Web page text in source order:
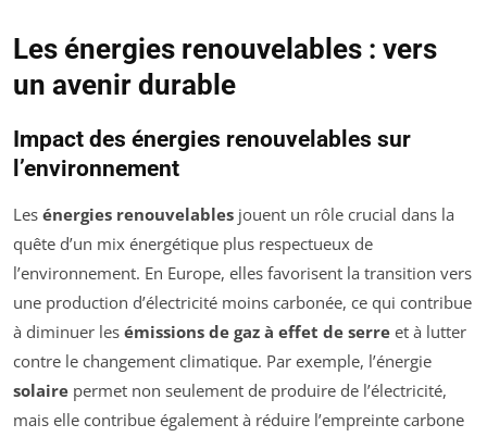
Les énergies renouvelables : vers
un avenir durable
Impact des énergies renouvelables sur
l’environnement
Les énergies renouvelables jouent un rôle crucial dans la
quête d’un mix énergétique plus respectueux de
l’environnement. En Europe, elles favorisent la transition vers
une production d’électricité moins carbonée, ce qui contribue
à diminuer les émissions de gaz à effet de serre et à lutter
contre le changement climatique. Par exemple, l’énergie
solaire permet non seulement de produire de l’électricité,
mais elle contribue également à réduire l’empreinte carbone